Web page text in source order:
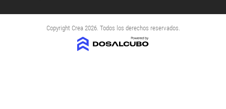
Copyright Crea 2026. Todos los derechos reservados.